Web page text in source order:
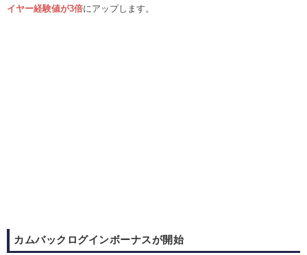
イヤー経験値が3倍にアップします。
カムバックログインボーナスが開始